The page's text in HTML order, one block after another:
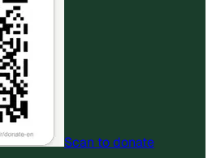
Scan to donate